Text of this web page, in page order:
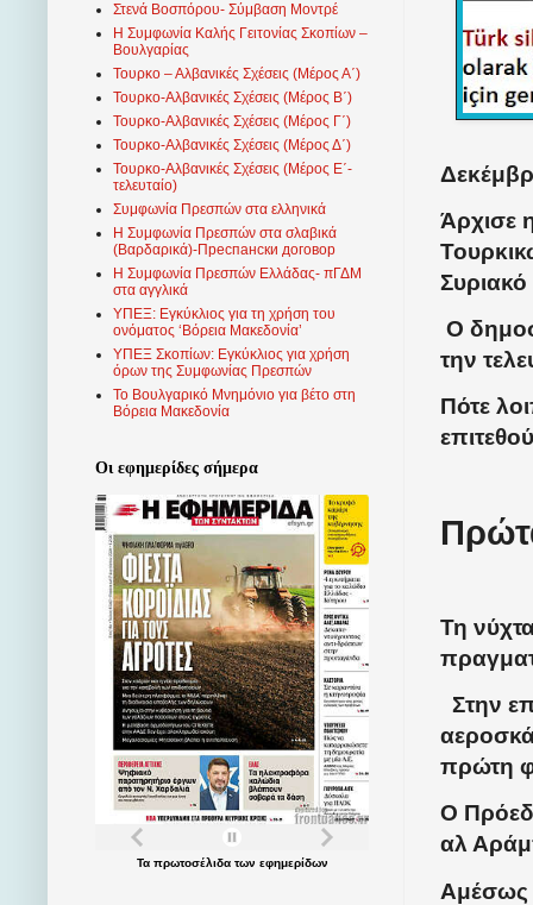
Άρχισε
Ο
την
Πότε
Τη
Στην
πρώτη
Ο
αλ
Αμέσως
Στενά Βοσπόρου- Σύμβαση Μοντρέ
Η Συμφωνία Καλής Γειτονίας Σκοπίων –
Βουλγαρίας
Τουρκο – Αλβανικές Σχέσεις (Mέρος Α΄)
Τουρκο-Αλβανικές Σχέσεις (Μέρος Β΄)
Τουρκο-Αλβανικές Σχέσεις (Μέρος Γ΄)
Τουρκο-Αλβανικές Σχέσεις (Μέρος Δ΄)
Τουρκο-Αλβανικές Σχέσεις (Μέρος Ε΄-
τελευταίο)
Συμφωνία Πρεσπών στα ελληνικά
Η Συμφωνία Πρεσπών στα σλαβικά
(Βαρδαρικά)-Преспански договор
Η Συμφωνία Πρεσπών Ελλάδας- πΓΔΜ
στα αγγλικά
ΥΠΕΞ: Εγκύκλιος για τη χρήση του
ονόματος ‘Βόρεια Μακεδονία’
ΥΠΕΞ Σκοπίων: Εγκύκλιος για χρήση
όρων της Συμφωνίας Πρεσπών
Το Βουλγαρικό Μνημόνιο για βέτο στη
Βόρεια Μακεδονία
Οι εφημερίδες σήμερα
Τα πρωτοσέλιδατων εφημερίδων